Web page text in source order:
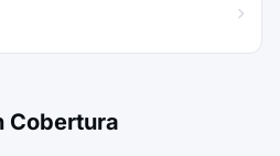
Cobertura